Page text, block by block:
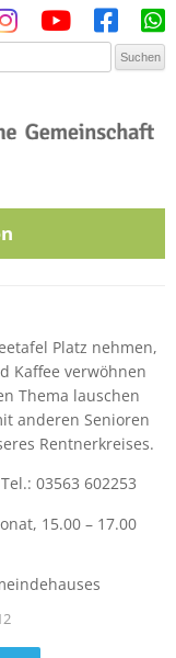
Platz nehmen,
Kaffee verwöhnen
Thema lauschen
anderen Senioren
Rentnerkreises.
03563 602253
15.00 – 17.00